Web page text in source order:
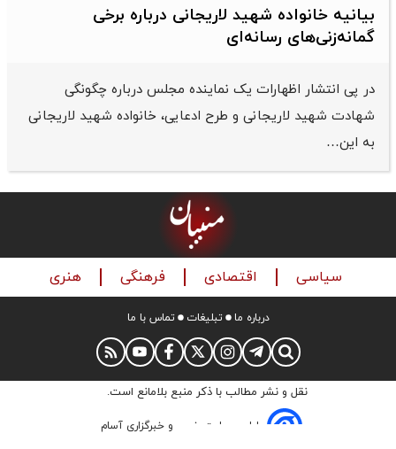
بیانیه خانواده شهید لاریجانی درباره برخی
گمانه‌زنی‌های رسانه‌ای
در پی انتشار اظهارات یک نماینده مجلس درباره چگونگی
شهادت شهید لاریجانی و طرح ادعایی، خانواده شهید لاریجانی
به این…
سیاسی اقتصادی فرهنگی هنری
درباره ما تبلیغات تماس با ما
نقل و نشر مطالب با ذکر منبع بلامانع است.
طراحی سایت خبری و خبرگزاری آسام